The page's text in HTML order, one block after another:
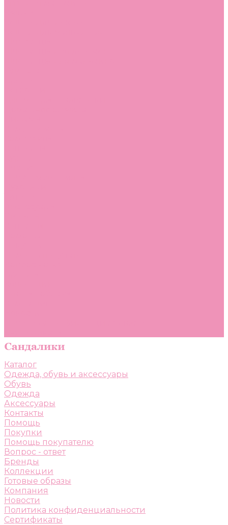
Каталог
Одежда, обувь и аксессуары
Обувь
Одежда
Аксессуары
Контакты
Помощь
Покупки
Помощь покупателю
Вопрос - ответ
Бренды
Коллекции
Готовые образы
Компания
Новости
Политика конфиденциальности
Сертификаты